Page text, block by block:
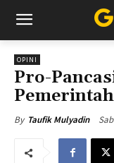
OPINI
Pro-
By Taufik Mulyadin